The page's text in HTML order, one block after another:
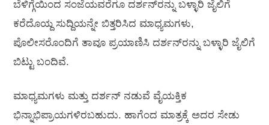
ಬೆಳಿಗ್ಗೆಯಿಂದ ಸಂಜೆಯವರೆಗೂ ದರ್ಶನ್‌ರನ್ನು ಬಳ್ಳಾರಿ ಜೈಲಿಗೆ
ಕರೆದೊಯ್ದ ಸುದ್ದಿಯನ್ನೇ ಬಿತ್ತರಿಸಿದ ಮಾಧ್ಯಮಗಳು,
ಪೊಲೀಸರೊಂದಿಗೆ ತಾವೂ ಪ್ರಯಾಣಿಸಿ ದರ್ಶನ್‌ರನ್ನು ಬಳ್ಳಾರಿ ಜೈಲಿಗೆ
ಬಿಟ್ಟು ಬಂದಿವೆ.
ಮಾಧ್ಯಮಗಳು ಮತ್ತು ದರ್ಶನ್ ನಡುವೆ ವೈಯಕ್ತಿಕ
ಭಿನ್ನಾಭಿಪ್ರಾಯಗಳಿರಬಹುದು. ಹಾಗೆಂದ ಮಾತ್ರಕ್ಕೆ ಅದರ ಸೇಡು